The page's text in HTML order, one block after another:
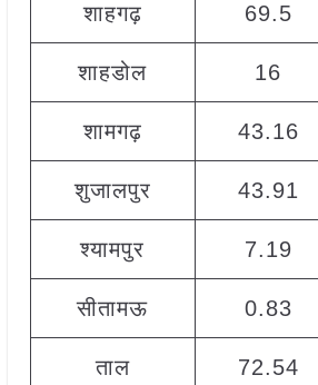
शाहगढ़ 69.5
शाहडोल 16
शामगढ़ 43.16
शुजालपुर 43.91
श्यामपुर 7.19
सीतामऊ 0.83
ताल 72.54